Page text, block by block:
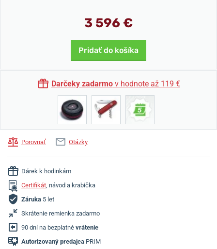
3 596 €
Pridať do košíka
Darčeky zadarmov hodnote až 119 €
Porovnať Otázky
Dárek k hodinkám
Certifikát, návod a krabička
Záruka 5 let
Skrátenie remienka zadarmo
90 dní na bezplatné vrátenie
Autorizovaný predajca PRIM